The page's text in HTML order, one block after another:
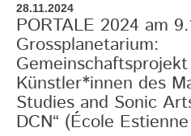
28.11.2024
PORTALE 2024 am
Grossplanetarium:
Künstler*innen des
Studies and Sonic
DCN“ (École